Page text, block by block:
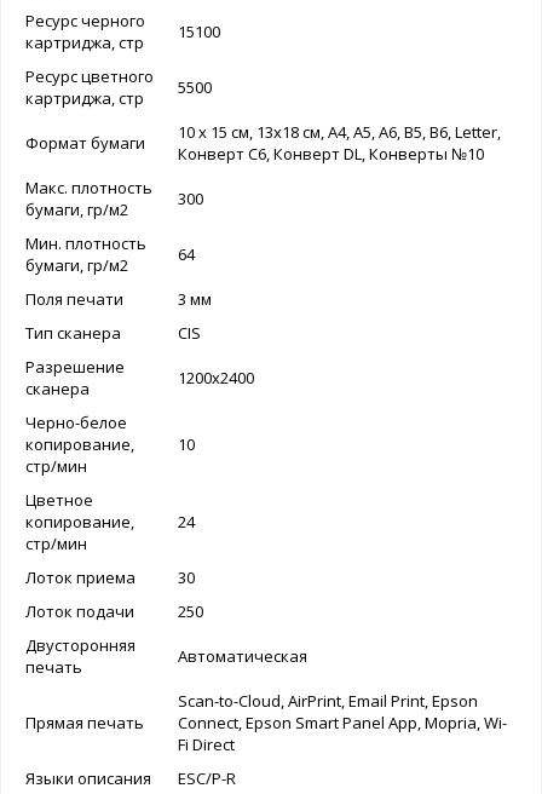
Ресурс черного
картриджа, стр
15100
Ресурс цветного
картриджа, стр
5500
Формат бумаги
10 x 15 см, 13х18 см, A4, A5, A6, B5, B6, Letter,
Конверт C6, Конверт DL, Конверты №10
Макс. плотность
бумаги, гр/м2
300
Мин. плотность
бумаги, гр/м2
64
Поля печати
3 мм
Тип сканера
CIS
Разрешение
cканера
1200x2400
Черно-белое
копирование,
стр/мин
10
Цветное
копирование,
стр/мин
24
Лоток приема
30
Лоток подачи
250
Двусторонняя
печать
Автоматическая
Прямая печать
Scan-to-Cloud, AirPrint, Email Print, Epson
Connect, Epson Smart Panel App, Mopria, Wi-
Fi Direct
Языки описания
ESC/P-R